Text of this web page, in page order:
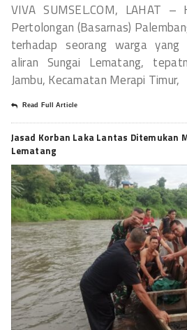
VIVA SUMSEL.COM, LAHAT –
Pertolongan (Basarnas)
terhadap seorang warga
aliran Sungai Lematang,
Jambu, Kecamatan Merapi Timur,
Read Full Article
Jasad Korban Laka Lantas Ditemukan
Lematang